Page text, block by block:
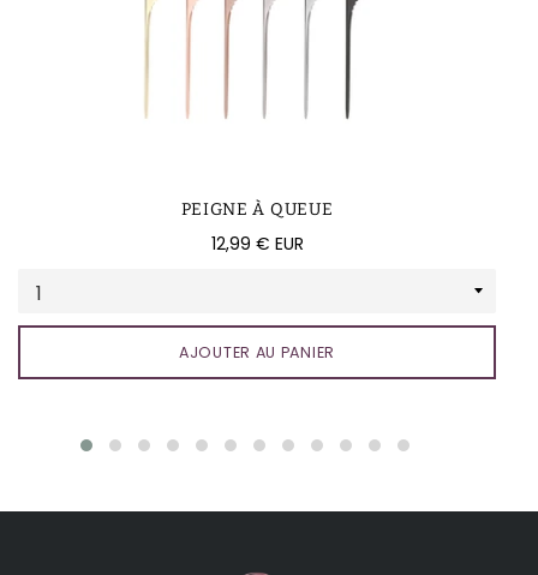
PEIGNE À QUEUE
Prix
12,99 € EUR
AJOUTER AU PANIER